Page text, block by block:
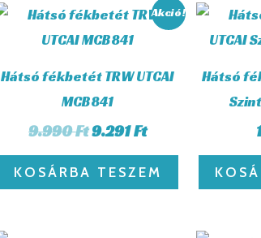
Akció!
Hátsó fékbetét TRW UTCAI
MCB841
9.990Ft
Original
price
was:
9.990 Ft.
9.291Ft
Current
price
9.291 Ft.
KOSÁRBA TESZEM
Hátsó